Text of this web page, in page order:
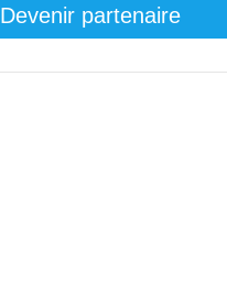
Devenir partenaire